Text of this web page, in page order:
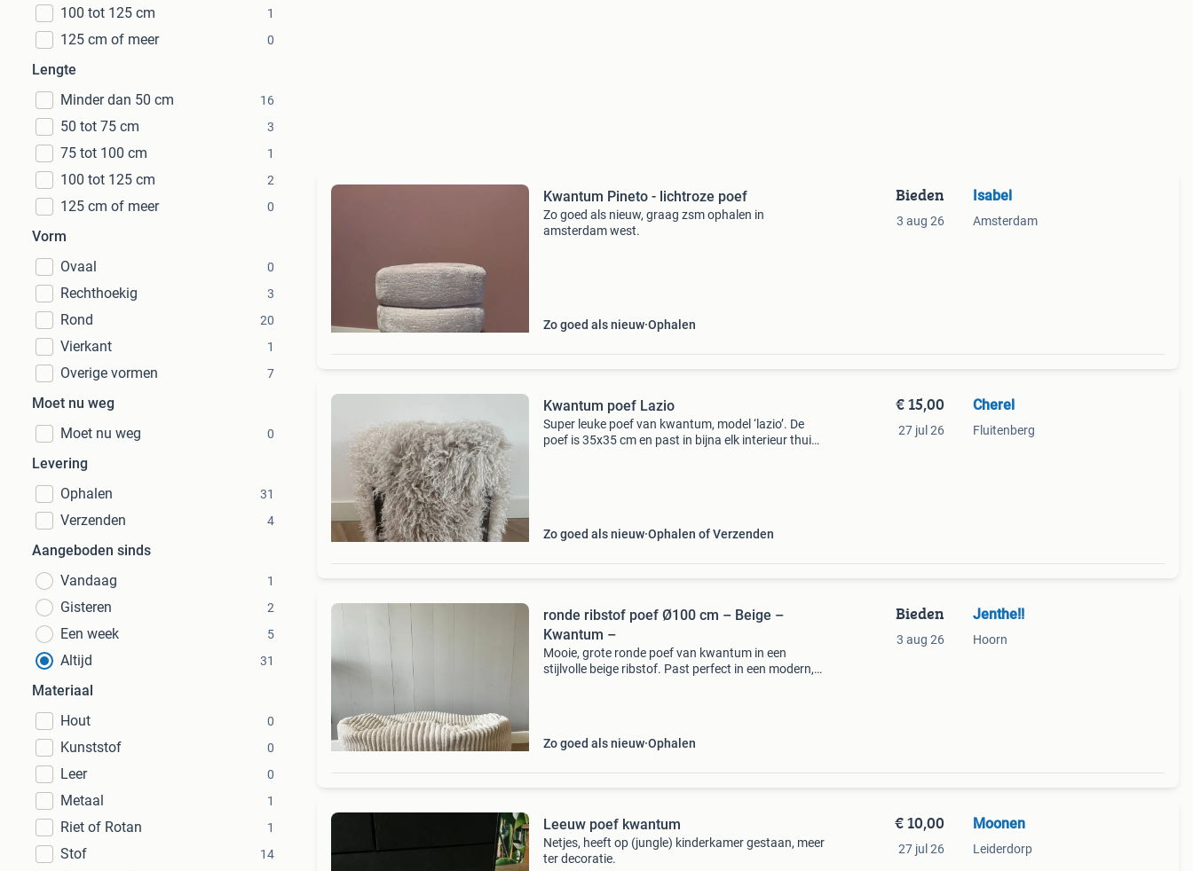
100 tot 125 cm 1
125 cm of meer 0
Lengte
Minder dan 50 cm
16
50 tot 75 cm 3
75 tot 100 cm 1
100 tot 125 cm 2
125 cm of meer 0
Vorm
Ovaal
0
Rechthoekig 3
Rond 20
Vierkant 1
Overige vormen 7
Moet nu weg
Moet nu weg
0
Levering
Ophalen
31
Verzenden 4
Aangeboden sinds
Vandaag
1
Gisteren 2
Een week 5
Altijd 31
Materiaal
Hout
0
Kunststof 0
Leer 0
Metaal 1
Riet of Rotan 1
Stof 14
Kwantum Pineto - lichtroze poef
Zo goed als nieuw, graag zsm ophalen in
amsterdam west.
Zo goed als nieuw Ophalen
Bieden
3 aug 26
Isabel
Amsterdam
Kwantum poef Lazio
Super leuke poef van kwantum, model ‘lazio’. De
poef is 35x35 cm en past in bijna elk interieur thuis!
Zo goed als nieuw Ophalen of Verzenden
€ 15,00
27 jul 26
Cherel
Fluitenberg
ronde ribstof poef Ø100 cm – Beige –
Kwantum –
Mooie, grote ronde poef van kwantum in een
stijlvolle beige ribstof. Past perfect in een modern,
Zo goed als nieuw Ophalen
Bieden
3 aug 26
Jenthe!!
Hoorn
Leeuw poef kwantum
Netjes, heeft op (jungle) kinderkamer gestaan, meer
ter decoratie.
€ 10,00
27 jul 26
Moonen
Leiderdorp